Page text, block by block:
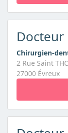
Docteur
Chirurgien-
2 Rue Saint
27000 Évreux